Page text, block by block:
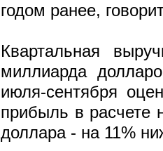
годом ранее,
Квартальная
миллиарда
июля-сентября
прибыль в расчете
доллара - на 11%